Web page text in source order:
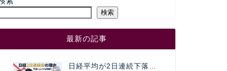
検索
最新の記事
日経平均が2日連続下落…